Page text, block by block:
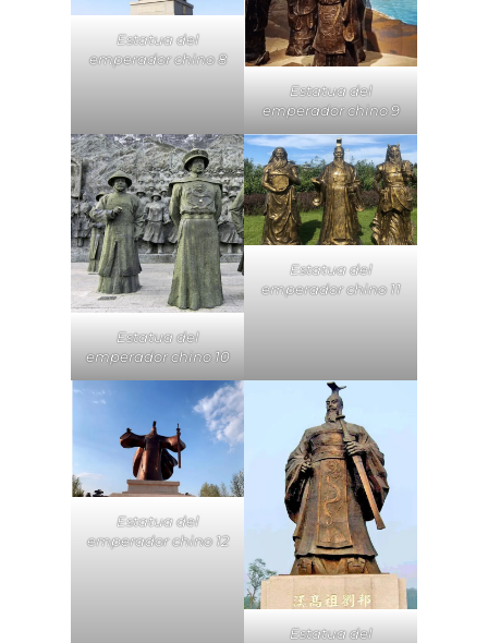
Estatua del
emperador chino 8
Estatua del
emperador chino 9
Estatua del
emperador chino 10
Estatua del
emperador chino 11
Estatua del
emperador chino 12
Estatua del